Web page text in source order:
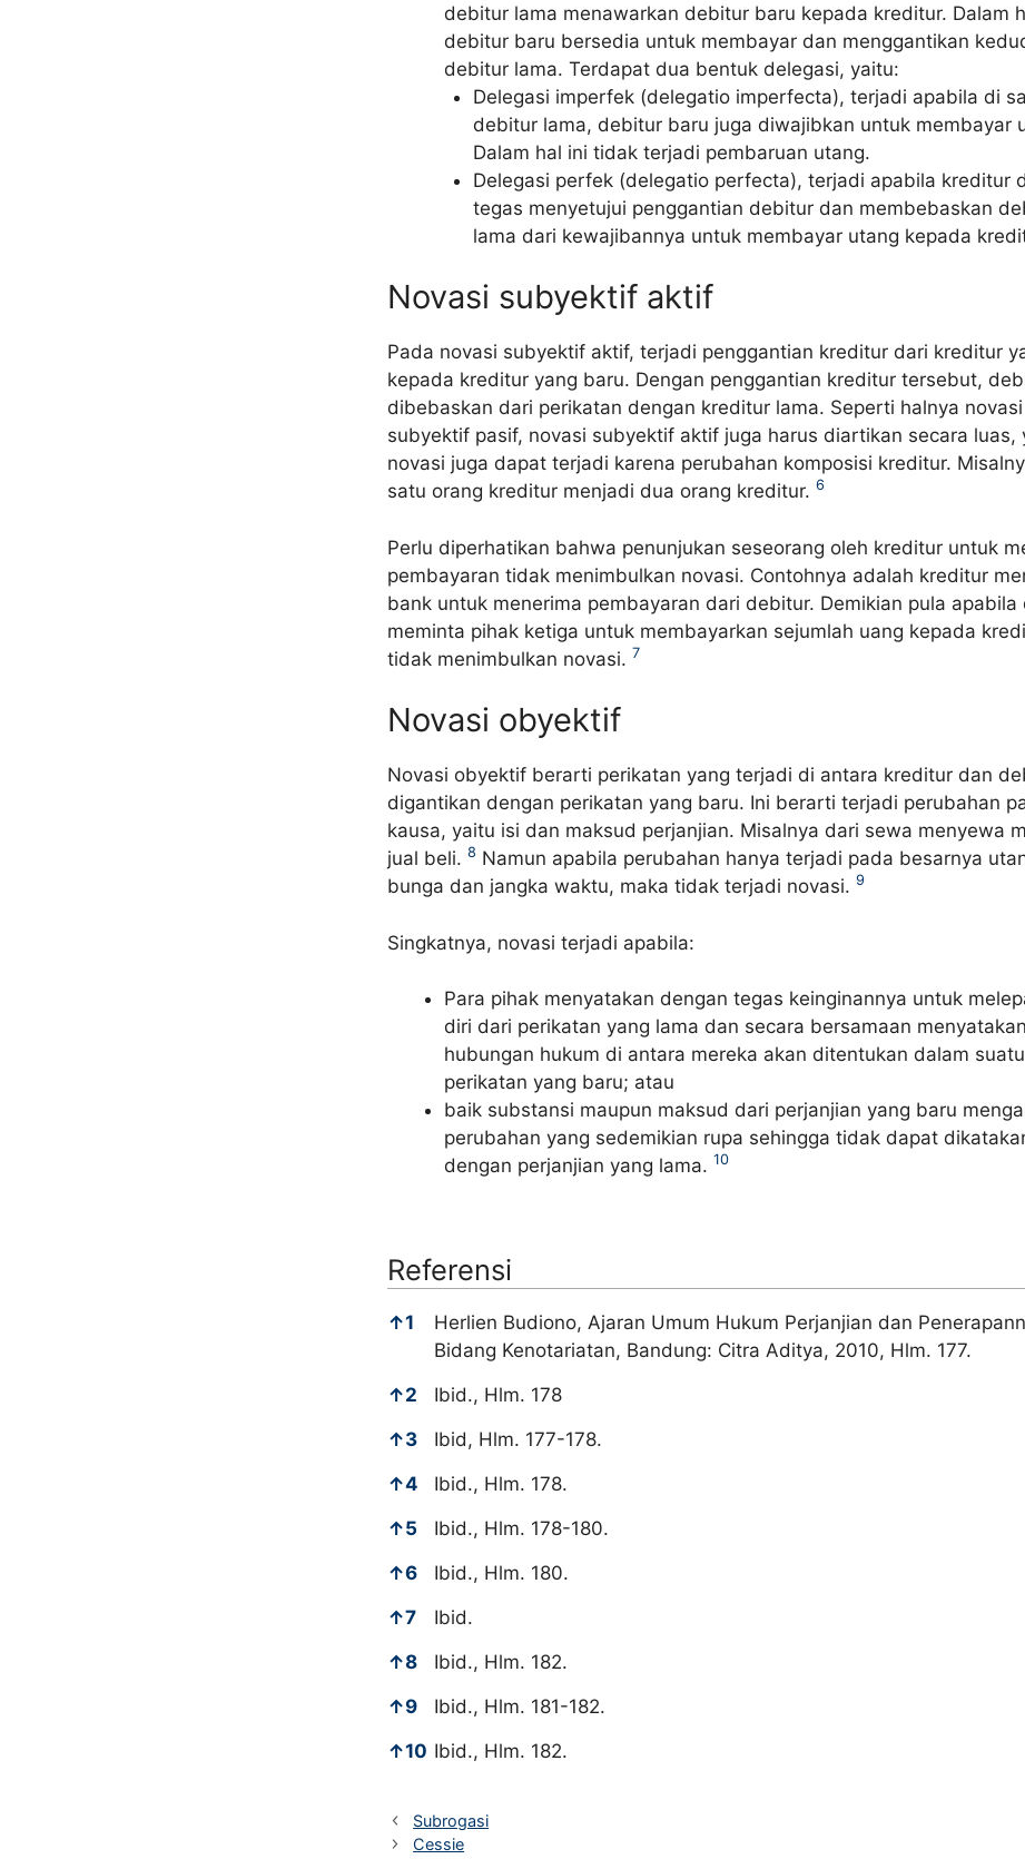
debitur lama menawarkan debitur baru kepada kreditur. Dalam
debitur baru bersedia untuk membayar dan menggantikan
debitur lama. Terdapat dua bentuk delegasi, yaitu:
Delegasi imperfek (delegatio imperfecta), terjadi apabila di
debitur lama, debitur baru juga diwajibkan untuk membayar
Dalam hal ini tidak terjadi pembaruan utang.
Delegasi perfek (delegatio perfecta), terjadi apabila kreditur
tegas menyetujui penggantian debitur dan membebaskan
lama dari kewajibannya untuk membayar utang kepada
Novasi subyektif aktif
Pada novasi subyektif aktif, terjadi penggantian kreditur dari kreditur
kepada kreditur yang baru. Dengan penggantian kreditur tersebut,
dibebaskan dari perikatan dengan kreditur lama. Seperti halnya novasi
subyektif pasif, novasi subyektif aktif juga harus diartikan secara luas,
novasi juga dapat terjadi karena perubahan komposisi kreditur.
satu orang kreditur menjadi dua orang kreditur. 6
Perlu diperhatikan bahwa penunjukan seseorang oleh kreditur untuk
pembayaran tidak menimbulkan novasi. Contohnya adalah kreditur
bank untuk menerima pembayaran dari debitur. Demikian pula apabila
meminta pihak ketiga untuk membayarkan sejumlah uang kepada
tidak menimbulkan novasi. 7
Novasi obyektif
Novasi obyektif berarti perikatan yang terjadi di antara kreditur dan
digantikan dengan perikatan yang baru. Ini berarti terjadi perubahan
kausa, yaitu isi dan maksud perjanjian. Misalnya dari sewa menyewa
jual beli. 8 Namun apabila perubahan hanya terjadi pada besarnya
bunga dan jangka waktu, maka tidak terjadi novasi. 9
Singkatnya, novasi terjadi apabila:
Para pihak menyatakan dengan tegas keinginannya untuk
diri dari perikatan yang lama dan secara bersamaan
hubungan hukum di antara mereka akan ditentukan dalam suatu
perikatan yang baru; atau
baik substansi maupun maksud dari perjanjian yang baru
perubahan yang sedemikian rupa sehingga tidak dapat
dengan perjanjian yang lama. 10
Referensi
Referensi
↑1
Herlien Budiono, Ajaran Umum Hukum Perjanjian dan
Bidang Kenotariatan, Bandung: Citra Aditya, 2010, Hlm. 177.
↑2
Ibid., Hlm. 178
↑3
Ibid, Hlm. 177-178.
↑4
Ibid., Hlm. 178.
↑5
Ibid., Hlm. 178-180.
↑6
Ibid., Hlm. 180.
↑7
Ibid.
↑8
Ibid., Hlm. 182.
↑9
Ibid., Hlm. 181-182.
↑10 Ibid., Hlm. 182.
Subrogasi
Cessie